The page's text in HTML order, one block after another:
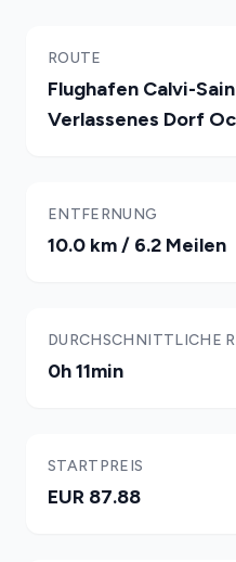
ROUTE
Flughafen Calvi-
Verlassenes Dorf
ENTFERNUNG
10.0 km / 6.2 Meilen
DURCHSCHNITTLICHE
0h 11min
STARTPREIS
EUR 87.88